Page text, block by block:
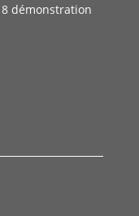
démonstration